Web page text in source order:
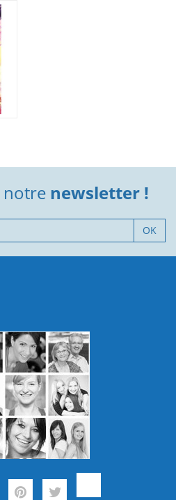
notre newsletter !
OK